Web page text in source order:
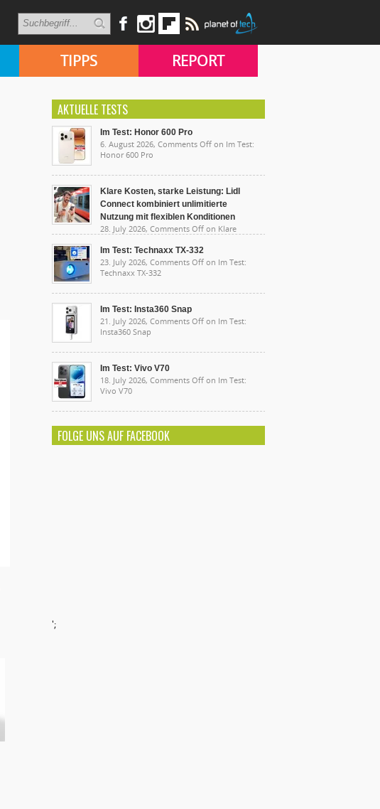
TIPPS REPORT
AKTUELLE TESTS
Im Test: Honor 600 Pro
6. August 2026, Comments Off on Im Test:
Honor 600 Pro
Klare Kosten, starke Leistung: Lidl
Connect kombiniert unlimitierte
Nutzung mit flexiblen Konditionen
28. July 2026, Comments Off on Klare
unlimitierte Nutzung mit flexiblen Konditionen
Im Test: Technaxx TX-332
23. July 2026, Comments Off on Im Test:
Technaxx TX-332
Im Test: Insta360 Snap
21. July 2026, Comments Off on Im Test:
Insta360 Snap
Im Test: Vivo V70
18. July 2026, Comments Off on Im Test:
Vivo V70
FOLGE UNS AUF FACEBOOK
';